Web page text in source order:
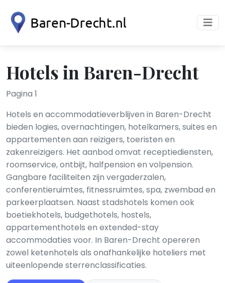
Hotels in Baren-Drecht
Pagina 1
Hotels en accommodatieverblijven in Baren-Drecht
bieden logies, overnachtingen, hotelkamers, suites en
appartementen aan reizigers, toeristen en
zakenreizigers. Het aanbod omvat receptiediensten,
roomservice, ontbijt, halfpension en volpension.
Gangbare faciliteiten zijn vergaderzalen,
conferentieruimtes, fitnessruimtes, spa, zwembad en
parkeerplaatsen. Naast stadshotels komen ook
boetiekhotels, budgethotels, hostels,
appartementhotels en extended-stay
accommodaties voor. In Baren-Drecht opereren
zowel ketenhotels als onafhankelijke hoteliers met
uiteenlopende sterrenclassificaties.